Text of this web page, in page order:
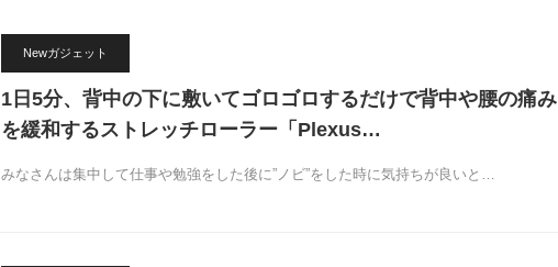
Newガジェット
1日5分、背中の下に敷いてゴロゴロするだけで背中や腰の痛み
を緩和するストレッチローラー「Plexus…
みなさんは集中して仕事や勉強をした後に”ノビ”をした時に気持ちが良いと…